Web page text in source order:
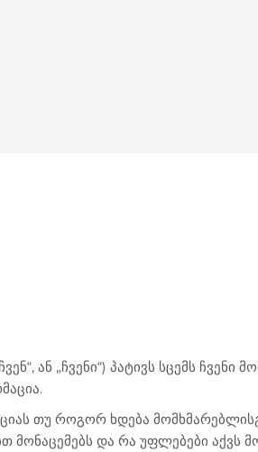
ან „ჩვენი“) პატივს სცემს
თუ როგორ ხდება
მონაცემებს და რა უფლებები აქვს